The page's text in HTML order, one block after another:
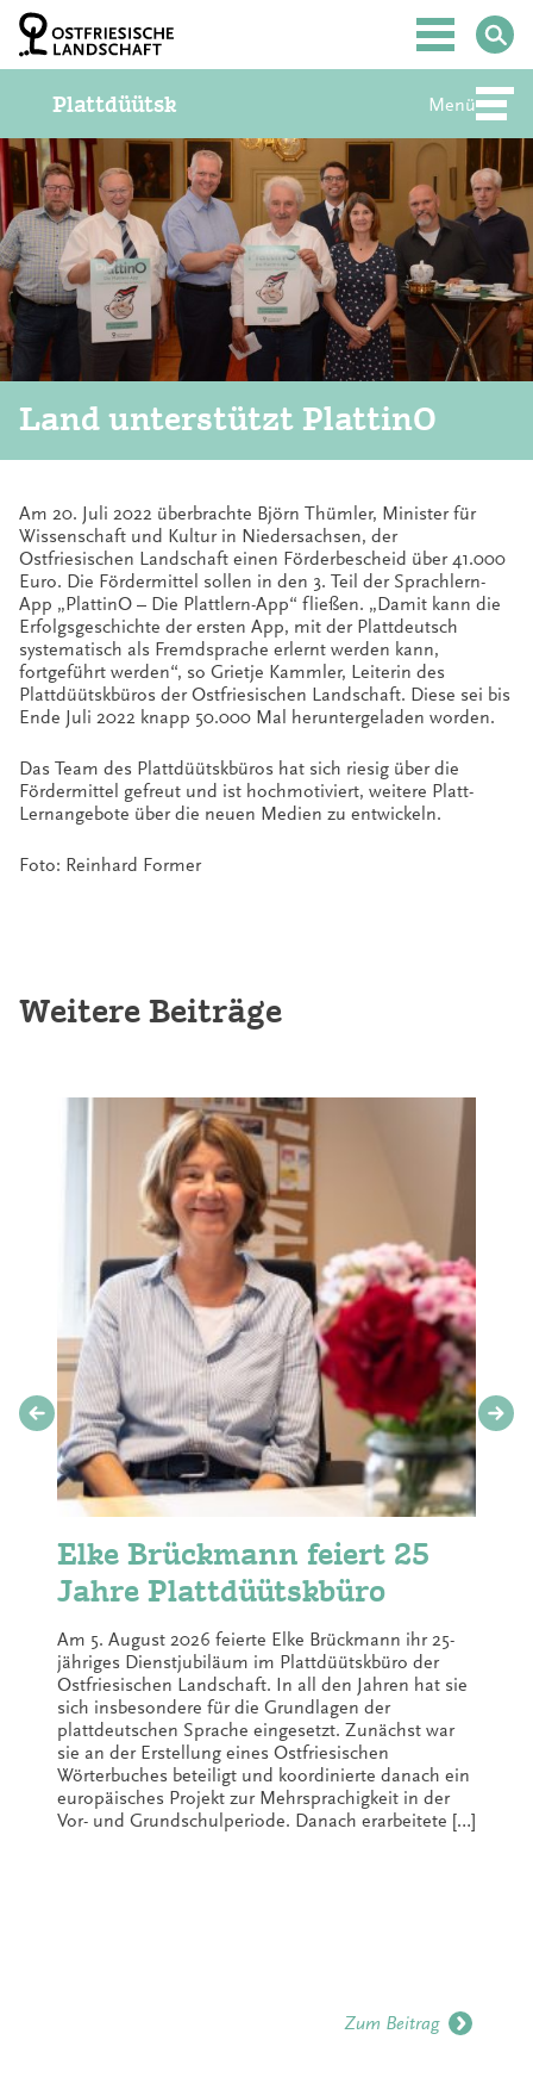
a
l
t
S
p
r
n
g
e
n
Hauptmenü
Plattdüütsk Menü
Land unterstützt PlattinO
Am 20. Juli 2022 überbrachte Björn Thümler, Minister für
Wissenschaft und Kultur in Niedersachsen, der
Ostfriesischen Landschaft einen Förderbescheid über 41.000
Euro. Die Fördermittel sollen in den 3. Teil der Sprachlern-
App „PlattinO – Die Plattlern-App“ fließen. „Damit kann die
Erfolgsgeschichte der ersten App, mit der Plattdeutsch
systematisch als Fremdsprache erlernt werden kann,
fortgeführt werden“, so Grietje Kammler, Leiterin des
Plattdüütskbüros der Ostfriesischen Landschaft. Diese sei bis
Ende Juli 2022 knapp 50.000 Mal heruntergeladen worden.
Das Team des Plattdüütskbüros hat sich riesig über die
Fördermittel gefreut und ist hochmotiviert, weitere Platt-
Lernangebote über die neuen Medien zu entwickeln.
Foto: Reinhard Former
Weitere Beiträge
Elke Brückmann feiert 25
Jahre Plattdüütskbüro
Am 5. August 2026 feierte Elke Brückmann ihr 25-
jähriges Dienstjubiläum im Plattdüütskbüro der
Ostfriesischen Landschaft. In all den Jahren hat sie
sich insbesondere für die Grundlagen der
plattdeutschen Sprache eingesetzt. Zunächst war
sie an der Erstellung eines Ostfriesischen
Wörterbuches beteiligt und koordinierte danach ein
europäisches Projekt zur Mehrsprachigkeit in der
Vor- und Grundschulperiode. Danach erarbeitete […]
Zum Beitrag